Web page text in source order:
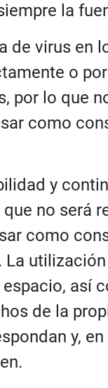
la
de virus en
o
por lo que
como
y
no será
como
así
de la
y,